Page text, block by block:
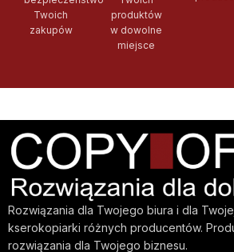
Twoich
zakupów
produktów
w dowolne
miejsce
Rozwiązania dla Twojego biura i dla
kserokopiarki różnych producentów.
rozwiązania dla Twojego biznesu.